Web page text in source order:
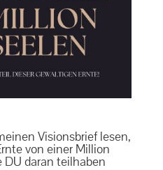
Visionsbrief lesen,
von einer Million
daran teilhaben